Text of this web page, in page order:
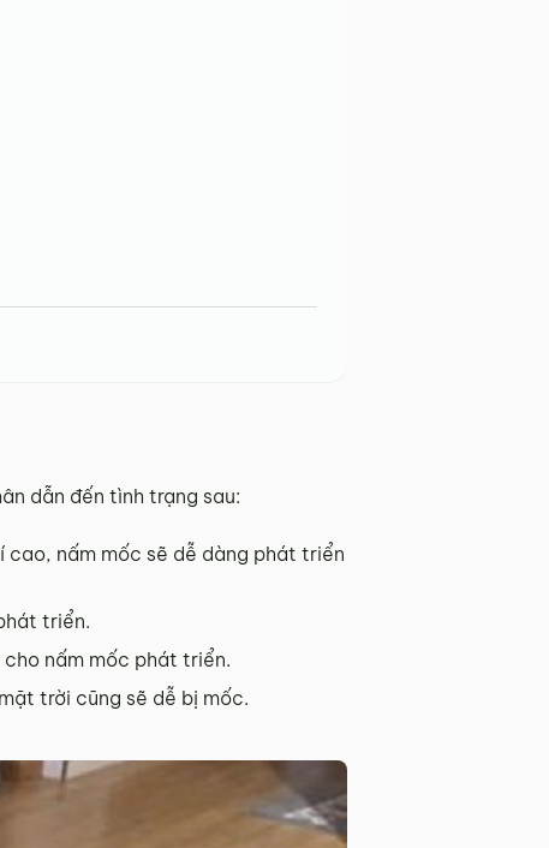
dẫn đến tình trạng sau:
cao, nấm mốc sẽ dễ dàng phát triển
triển.
nấm mốc phát triển.
trời cũng sẽ dễ bị mốc.